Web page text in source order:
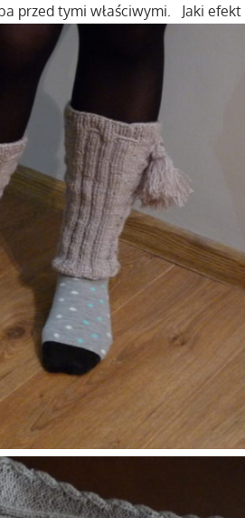
przed tymi właściwymi. Jaki efekt